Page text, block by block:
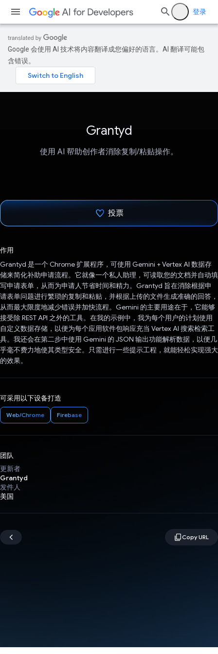
登录
Google 会使用 AI 技术将内容翻译成您偏好的语言。AI 翻译可能包
含错误。
Grantyd
使用 AI 帮助创作者消除复制/粘贴操作。
投票
作用
Grantyd 是一个 Chrome 扩展程序，可使用 Gemini + Vertex AI 数据存
储来简化补助申请流程。它就像一个私人助理，可读取您的文档并自动填
写申请表单，从而为申请人节省时间和精力。Grantyd 旨在消除根据申
请表单问题进行繁琐的复制和粘贴，并根据上传的文件生成准确的回答，
从而最大限度地减少错误并加快流程。Gemini 的主要用途在于，它能够
接受除 REST API 之外的工具。在我的示例中，我为每个用户的计划使用
自定义数据存储，以便为每个应用软件包响应充当 Vertex AI 搜索检索工
具。我还会在第二步中使用 Gemini 的 JSON 输出功能解析数据，以便几
乎毫不费力地使其类型安全。只需进行一些提示工程，就能轻松实现强大
的效果。
可采用以下设备打造
Web/Chrome Firebase
团队
更新者
Grantyd
发件人
美国